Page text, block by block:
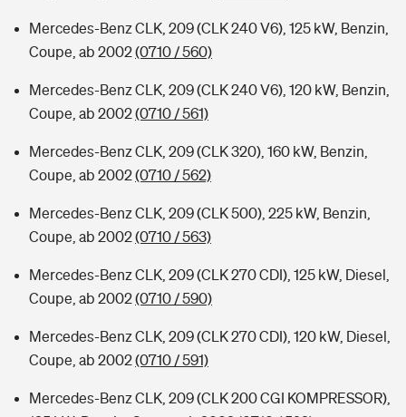
Mercedes-Benz CLK, 209 (CLK 240 V6), 125 kW, Benzin,
Coupe, ab 2002(0710 / 560)
Mercedes-Benz CLK, 209 (CLK 240 V6), 120 kW, Benzin,
Coupe, ab 2002(0710 / 561)
Mercedes-Benz CLK, 209 (CLK 320), 160 kW, Benzin,
Coupe, ab 2002(0710 / 562)
Mercedes-Benz CLK, 209 (CLK 500), 225 kW, Benzin,
Coupe, ab 2002(0710 / 563)
Mercedes-Benz CLK, 209 (CLK 270 CDI), 125 kW, Diesel,
Coupe, ab 2002(0710 / 590)
Mercedes-Benz CLK, 209 (CLK 270 CDI), 120 kW, Diesel,
Coupe, ab 2002(0710 / 591)
Mercedes-Benz CLK, 209 (CLK 200 CGI KOMPRESSOR),